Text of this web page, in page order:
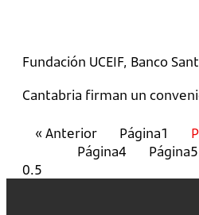
Fundación UCEIF, Banco
Cantabria firman un
« Anterior Página1
Página4 Página5